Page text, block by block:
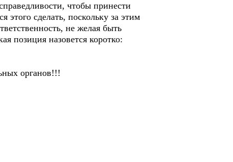
чтобы принести
сделать, поскольку за этим
не желая быть
позиция назовется коротко:
органов!!!